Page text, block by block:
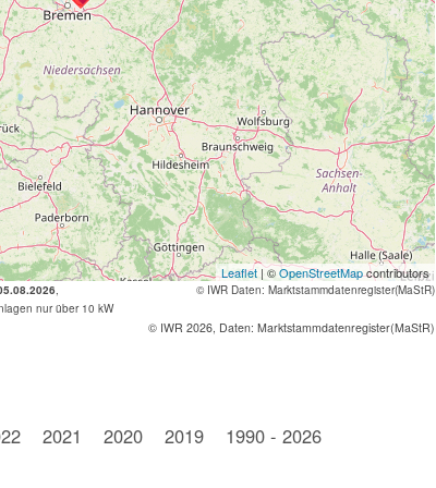
Leaflet | ©OpenStreetMapcontributors
,
nur über 10 kW
© IWR Daten: Marktstammdatenregister(MaStR)
© IWR 2026, Daten: Marktstammdatenregister(MaStR)
2021 2020 2019 1990 - 2026